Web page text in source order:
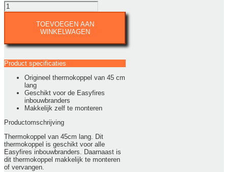
Thermokoppel
Easyfires
TOEVOEGEN AAN
WINKELWAGEN
Product specificaties
Origineel thermokoppel van 45 cm
lang
Geschikt voor de Easyfires
inbouwbranders
Makkelijk zelf te monteren
Productomschrijving
Thermokoppel van 45cm lang. Dit
thermokoppel is geschikt voor alle
Easyfires inbouwbranders. Daarnaast is
dit thermokoppel makkelijk te monteren
of vervangen.